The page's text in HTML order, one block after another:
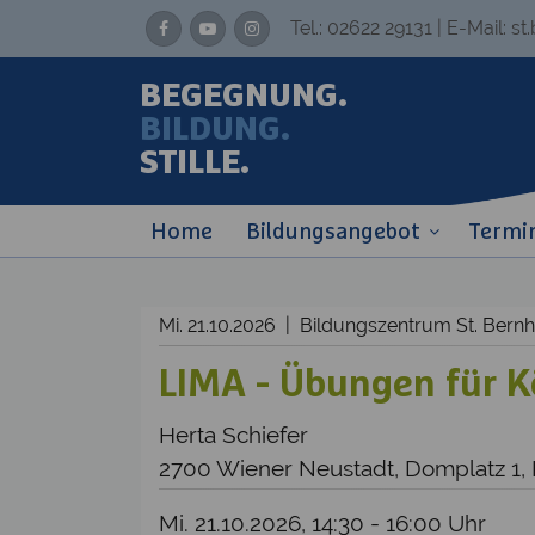
Tel.: 02622 29131 | E-Mail:
BEGEGNUNG.
BILDUNG.
STILLE.
Home Bildungsangebot
Mi. 21.10.2026 | Bildungszentrum St.
LIMA - Übungen für
Herta Schiefer
2700 Wiener Neustadt, Domplatz
Mi. 21.10.2026, 14:30 - 16:00 Uhr